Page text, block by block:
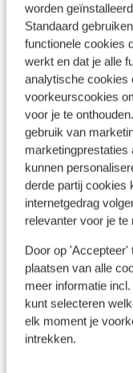
worden
Standaard
functionele cookies
werkt en dat je alle
analytische cookies
voorkeurscookies
voor je te
gebruik van
marketingprestaties
kunnen
derde partij cookies
internetgedrag
relevanter voor je te
Door op 'Accepteer'
plaatsen van alle
meer informatie
kunt selecteren
elk moment je
intrekken.
Afstanden
Centrum: 200 m
Luchthaven: 55
Treinstation: 10
Winkels: 50 m
Restaurant: 200
Skipas, -les